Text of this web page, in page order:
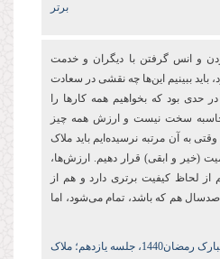
برتر
و انس گرفتن با دیگران و خدمت
باید ببینیم این‌ها چه نقشی در سعادت
حدی بود که بخواهیم همه کارها را
محاسبه سخت نیست و ارزش همه چیز
به آن مرتبه نرسیده‌ایم باید ملاک
(خیر و ابقی) قرار دهیم. ارزش‌ها،
لحاظ کیفیت برتری دارد و هم از
صدسال هم که باشد، تمام می‌شود، اما
درس‌های اخلاق ماه مبارک رمضان1440، جلسه یازدهم؛ ملاک